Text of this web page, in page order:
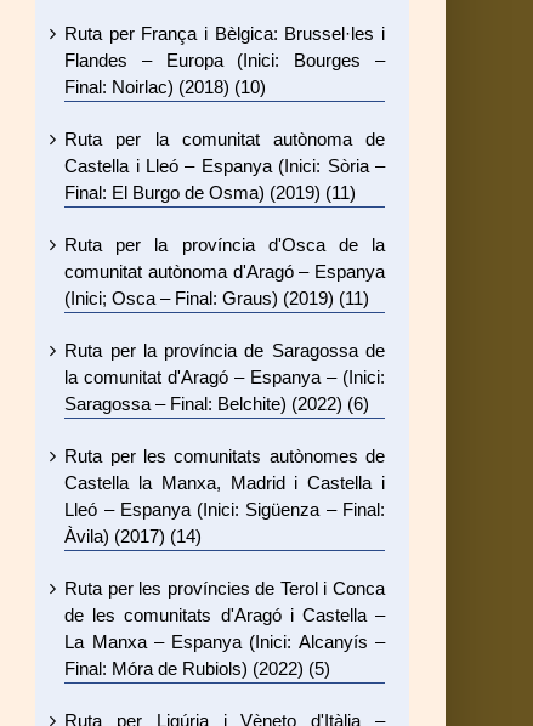
Ruta per França i Bèlgica: Brussel·les i
Flandes – Europa (Inici: Bourges –
Final: Noirlac) (2018) (10)
Ruta per la comunitat autònoma de
Castella i Lleó – Espanya (Inici: Sòria –
Final: El Burgo de Osma) (2019) (11)
Ruta per la província d'Osca de la
comunitat autònoma d'Aragó – Espanya
(Inici; Osca – Final: Graus) (2019) (11)
Ruta per la província de Saragossa de
la comunitat d'Aragó – Espanya – (Inici:
Saragossa – Final: Belchite) (2022) (6)
Ruta per les comunitats autònomes de
Castella la Manxa, Madrid i Castella i
Lleó – Espanya (Inici: Sigüenza – Final:
Àvila) (2017) (14)
Ruta per les províncies de Terol i Conca
de les comunitats d'Aragó i Castella –
La Manxa – Espanya (Inici: Alcanyís –
Final: Móra de Rubiols) (2022) (5)
Ruta per Ligúria i Vèneto d'Itàlia –